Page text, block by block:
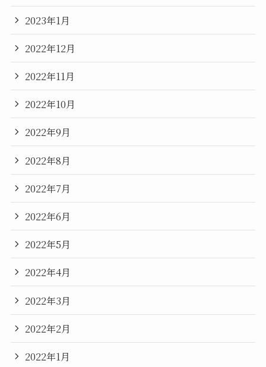
2023年1月
2022年12月
2022年11月
2022年10月
2022年9月
2022年8月
2022年7月
2022年6月
2022年5月
2022年4月
2022年3月
2022年2月
2022年1月